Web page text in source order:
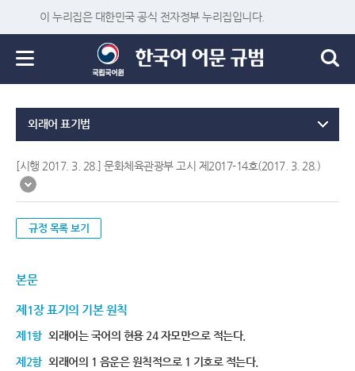
이 누리집은 대한민국 공식 전자정부 누리집입니다.
외래어 표기법
[시행 2017. 3. 28.] 문화체육관광부 고시 제2017-14호(2017. 3. 28.)
규정 목록 보기
본문
제1장 표기의 기본 원칙
제1항 외래어는 국어의 현용 24 자모만으로 적는다.
제2항 외래어의 1 음운은 원칙적으로 1 기호로 적는다.